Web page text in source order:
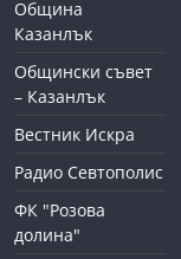
Община
Казанлък
Общински съвет
– Казанлък
Вестник Искра
Радио Севтополис
ФК "Розова
долина"